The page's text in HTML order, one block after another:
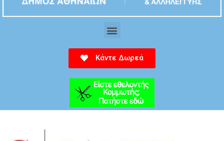
Κάντε Δωρεά